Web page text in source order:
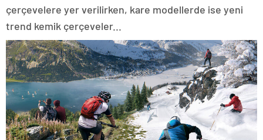
çerçevelere yer verilirken, kare modellerde ise yeni
trend kemik çerçeveler...